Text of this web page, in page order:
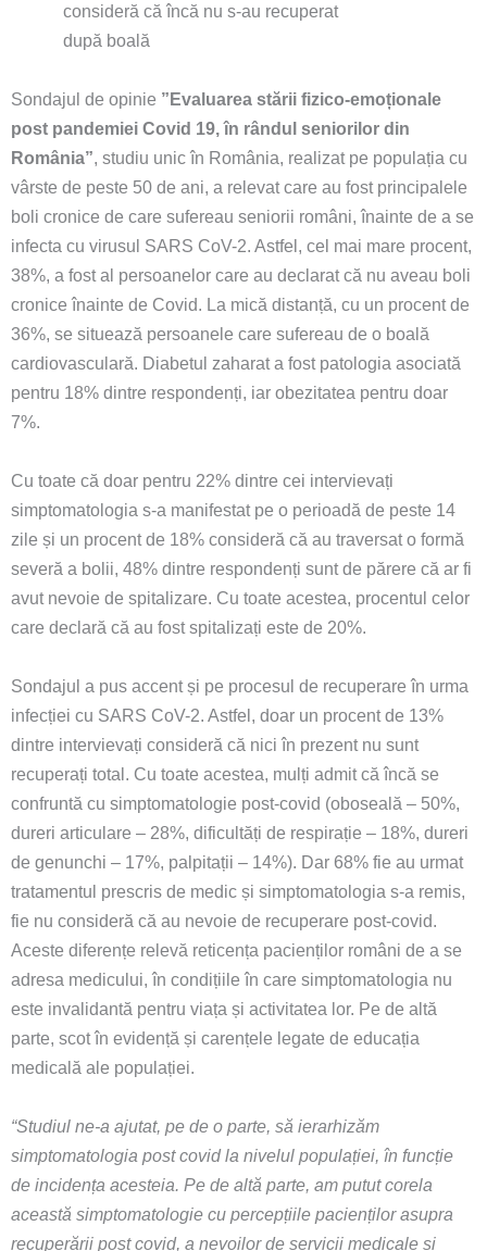
consideră că încă nu s-au recuperat
după boală
Sondajul de opinie ”Evaluarea stării fizico-emoționale
post pandemiei Covid 19, în rândul seniorilor din
România”, studiu unic în România, realizat pe populația cu
vârste de peste 50 de ani, a relevat care au fost principalele
boli cronice de care sufereau seniorii români, înainte de a se
infecta cu virusul SARS CoV-2. Astfel, cel mai mare procent,
38%, a fost al persoanelor care au declarat că nu aveau boli
cronice înainte de Covid. La mică distanță, cu un procent de
36%, se situează persoanele care sufereau de o boală
cardiovasculară. Diabetul zaharat a fost patologia asociată
pentru 18% dintre respondenți, iar obezitatea pentru doar
7%.
Cu toate că doar pentru 22% dintre cei intervievați
simptomatologia s-a manifestat pe o perioadă de peste 14
zile și un procent de 18% consideră că au traversat o formă
severă a bolii, 48% dintre respondenți sunt de părere că ar fi
avut nevoie de spitalizare. Cu toate acestea, procentul celor
care declară că au fost spitalizați este de 20%.
Sondajul a pus accent și pe procesul de recuperare în urma
infecției cu SARS CoV-2. Astfel, doar un procent de 13%
dintre intervievați consideră că nici în prezent nu sunt
recuperați total. Cu toate acestea, mulți admit că încă se
confruntă cu simptomatologie post-covid (oboseală – 50%,
dureri articulare – 28%, dificultăți de respirație – 18%, dureri
de genunchi – 17%, palpitații – 14%). Dar 68% fie au urmat
tratamentul prescris de medic și simptomatologia s-a remis,
fie nu consideră că au nevoie de recuperare post-covid.
Aceste diferențe relevă reticența pacienților români de a se
adresa medicului, în condițiile în care simptomatologia nu
este invalidantă pentru viața și activitatea lor. Pe de altă
parte, scot în evidență și carențele legate de educația
medicală ale populației.
“Studiul ne-a ajutat, pe de o parte, să ierarhizăm
simptomatologia post covid la nivelul populației, în funcție
de incidența acesteia. Pe de altă parte, am putut corela
această simptomatologie cu percepțiile pacienților asupra
recuperării post covid, a nevoilor de servicii medicale și